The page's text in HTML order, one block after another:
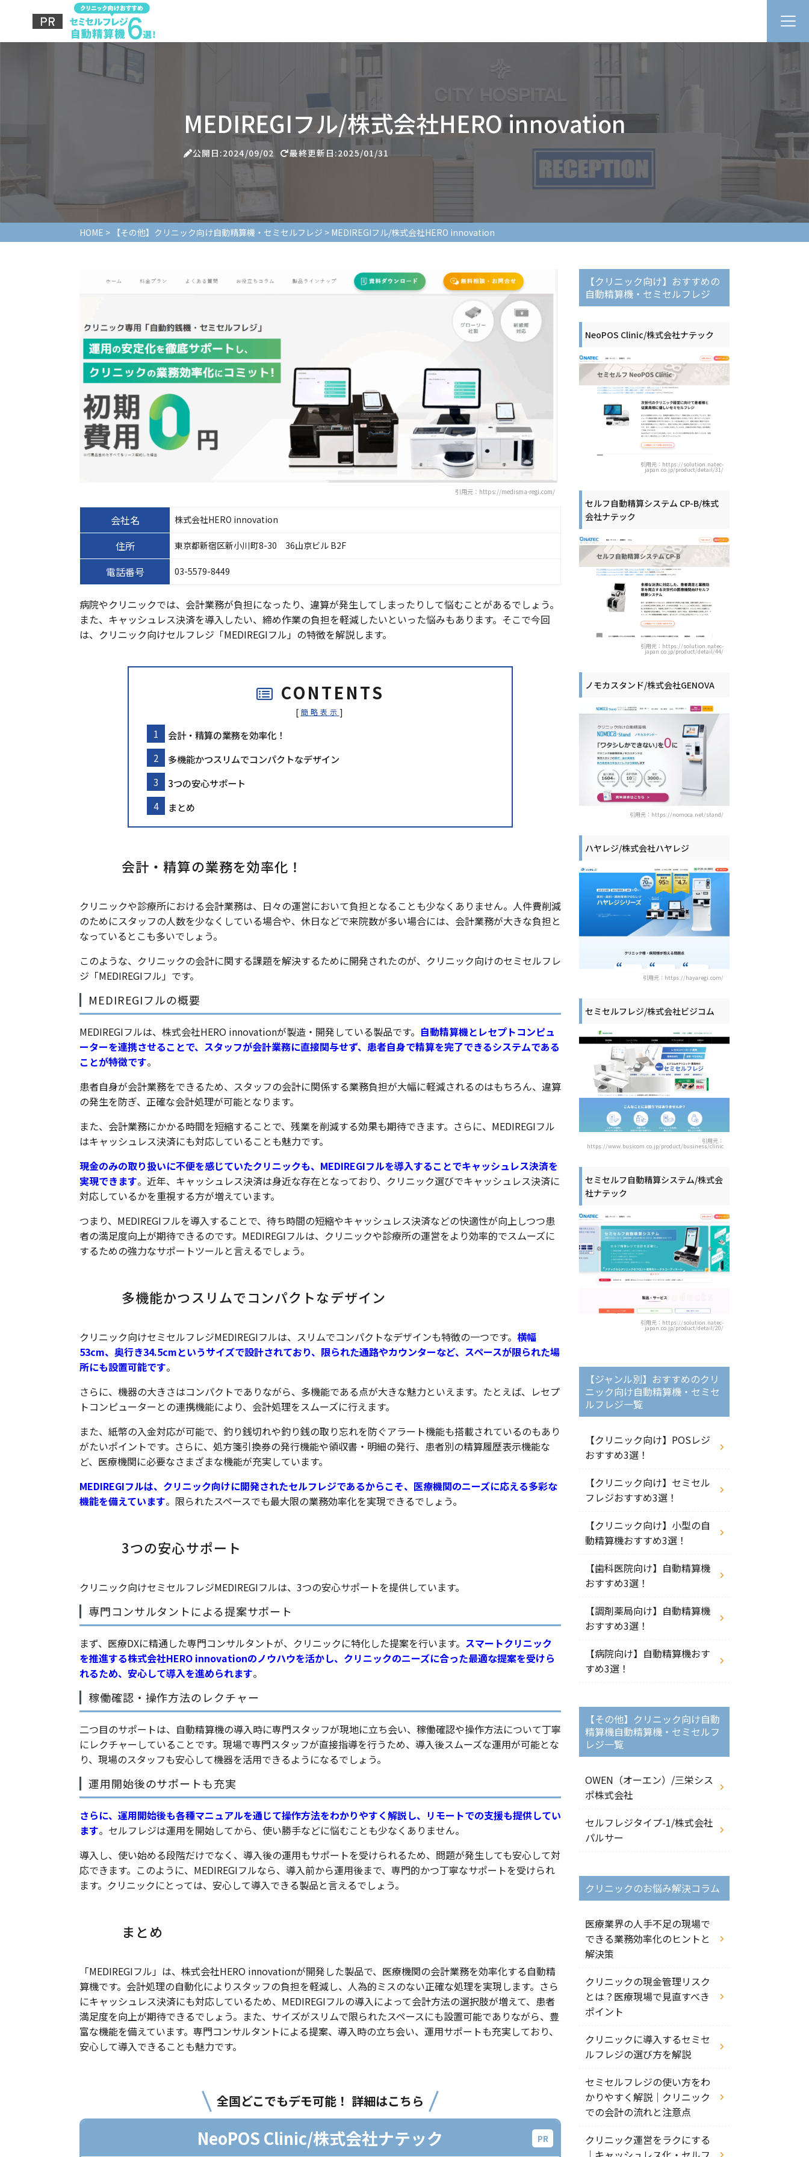
MEDIREGIフル/株式会社HERO innovation
公開日:2024/09/02 最終更新日:2025/01/31
HOME > 【その他】クリニック向け自動精算機・セミセルフレジ > MEDIREGIフル/株式会社HERO innovation
引用元：https://medisma-regi.com/
会社名 株式会社HERO innovation
住所 東京都新宿区新小川町8-30 36山京ビル B2F
電話番号 03-5579-8449
病院やクリニックでは、会計業務が負担になったり、違算が発生してしまったりして悩むことがあるでしょう。
また、キャッシュレス決済を導入したい、締め作業の負担を軽減したいといった悩みもあります。そこで今回
は、クリニック向けセルフレジ「MEDIREGIフル」の特徴を解説します。
CONTENTS
[ 簡略表示 ]
会計・精算の業務を効率化！
多機能かつスリムでコンパクトなデザイン
3つの安心サポート
まとめ
会計・精算の業務を効率化！
クリニックや診療所における会計業務は、日々の運営において負担となることも少なくありません。人件費削減
のためにスタッフの人数を少なくしている場合や、休日などで来院数が多い場合には、会計業務が大きな負担と
なっているとこも多いでしょう。
このような、クリニックの会計に関する課題を解決するために開発されたのが、クリニック向けのセミセルフレ
ジ「MEDIREGIフル」です。
MEDIREGIフルの概要
MEDIREGIフルは、株式会社HERO innovationが製造・開発している製品です。 自動精算機とレセプトコンピュ
ーターを連携させることで、スタッフが会計業務に直接関与せず、患者自身で精算を完了できるシステムである
ことが特徴です。
患者自身が会計業務をできるため、スタッフの会計に関係する業務負担が大幅に軽減されるのはもちろん、違算
の発生を防ぎ、正確な会計処理が可能となります。
また、会計業務にかかる時間を短縮することで、残業を削減する効果も期待できます。さらに、MEDIREGIフル
はキャッシュレス決済にも対応していることも魅力です。
現金のみの取り扱いに不便を感じていたクリニックも、MEDIREGIフルを導入することでキャッシュレス決済を
実現できます。近年、キャッシュレス決済は身近な存在となっており、クリニック選びでキャッシュレス決済に
対応しているかを重視する方が増えています。
つまり、MEDIREGIフルを導入することで、待ち時間の短縮やキャッシュレス決済などの快適性が向上しつつ患
者の満足度向上が期待できるのです。MEDIREGIフルは、クリニックや診療所の運営をより効率的でスムーズに
するための強力なサポートツールと言えるでしょう。
多機能かつスリムでコンパクトなデザイン
クリニック向けセミセルフレジMEDIREGIフルは、スリムでコンパクトなデザインも特徴の一つです。 横幅
53cm、奥行き34.5cmというサイズで設計されており、限られた通路やカウンターなど、スペースが限られた場
所にも設置可能です。
さらに、機器の大きさはコンパクトでありながら、多機能である点が大きな魅力といえます。たとえば、レセプ
トコンピューターとの連携機能により、会計処理をスムーズに行えます。
また、紙幣の入金対応が可能で、釣り銭切れや釣り銭の取り忘れを防ぐアラート機能も搭載されているのもあり
がたいポイントです。さらに、処方箋引換券の発行機能や領収書・明細の発行、患者別の精算履歴表示機能な
ど、医療機関に必要なさまざまな機能が充実しています。
MEDIREGIフルは、クリニック向けに開発されたセルフレジであるからこそ、医療機関のニーズに応える多彩な
機能を備えています。限られたスペースでも最大限の業務効率化を実現できるでしょう。
3つの安心サポート
クリニック向けセミセルフレジMEDIREGIフルは、3つの安心サポートを提供しています。
専門コンサルタントによる提案サポート
まず、医療DXに精通した専門コンサルタントが、クリニックに特化した提案を行います。 スマートクリニック
を推進する株式会社HERO innovationのノウハウを活かし、クリニックのニーズに合った最適な提案を受けら
れるため、安心して導入を進められます。
稼働確認・操作方法のレクチャー
二つ目のサポートは、自動精算機の導入時に専門スタッフが現地に立ち会い、稼働確認や操作方法について丁寧
にレクチャーしていることです。現場で専門スタッフが直接指導を行うため、導入後スムーズな運用が可能とな
り、現場のスタッフも安心して機器を活用できるようになるでしょう。
運用開始後のサポートも充実
さらに、運用開始後も各種マニュアルを通じて操作方法をわかりやすく解説し、リモートでの支援も提供してい
ます。セルフレジは運用を開始してから、使い勝手などに悩むことも少なくありません。
導入し、使い始める段階だけでなく、導入後の運用もサポートを受けられるため、問題が発生しても安心して対
応できます。このように、MEDIREGIフルなら、導入前から運用後まで、専門的かつ丁寧なサポートを受けられ
ます。クリニックにとっては、安心して導入できる製品と言えるでしょう。
まとめ
「MEDIREGIフル」は、株式会社HERO innovationが開発した製品で、医療機関の会計業務を効率化する自動精
算機です。会計処理の自動化によりスタッフの負担を軽減し、人為的ミスのない正確な処理を実現します。さら
にキャッシュレス決済にも対応しているため、MEDIREGIフルの導入によって会計方法の選択肢が増えて、患者
満足度を向上が期待できるでしょう。また、サイズがスリムで限られたスペースにも設置可能でありながら、豊
富な機能を備えています。専門コンサルタントによる提案、導入時の立ち会い、運用サポートも充実しており、
安心して導入できることも魅力です。
全国どこでもデモ可能！ 詳細はこちら
NeoPOS Clinic/株式会社ナテック
【クリニック向け】おすすめの
自動精算機・セミセルフレジ
NeoPOS Clinic/株式会社ナテック
引用元：https://solution.natec-
japan.co.jp/product/detail/31/
セルフ自動精算システム CP-B/株式
会社ナテック
引用元：https://solution.natec-
japan.co.jp/product/detail/44/
ノモカスタンド/株式会社GENOVA
引用元：https://nomoca.net/stand/
ハヤレジ/株式会社ハヤレジ
引用元：https://hayaregi.com/
セミセルフレジ/株式会社ビジコム
引用元：
https://www.busicom.co.jp/product/business/clinic
セミセルフ自動精算システム/株式会
社ナテック
引用元：https://solution.natec-
japan.co.jp/product/detail/20/
【ジャンル別】おすすめのクリ
ニック向け自動精算機・セミセ
ルフレジ一覧
【クリニック向け】POSレジ
おすすめ3選！
【クリニック向け】セミセル
フレジおすすめ3選！
【クリニック向け】小型の自
動精算機おすすめ3選！
【歯科医院向け】自動精算機
おすすめ3選！
【調剤薬局向け】自動精算機
おすすめ3選！
【病院向け】自動精算機おす
すめ3選！
【その他】クリニック向け自動
精算機自動精算機・セミセルフ
レジ一覧
OWEN（オーエン）/三栄シス
ポ株式会社
セルフレジタイプ-1/株式会社
パルサー
クリニックのお悩み解決コラム
医療業界の人手不足の現場で
できる業務効率化のヒントと
解決策
クリニックの現金管理リスク
とは？医療現場で見直すべき
ポイント
クリニックに導入するセミセ
ルフレジの選び方を解説
セミセルフレジの使い方をわ
かりやすく解説｜クリニック
での会計の流れと注意点
クリニック運営をラクにする